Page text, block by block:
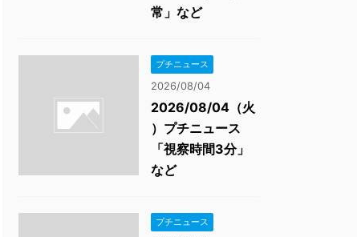
常」など
プチニュース
2026/08/04
2026/08/04（火
）プチニュース
「視察時間3分」
など
プチニュース